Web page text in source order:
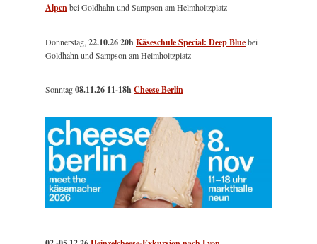
Alpenbei Goldhahn und Sampson am Helmholtzplatz
Donnerstag,22.10.26 20hKäseschule Special: Deep Bluebei
Goldhahn und Sampson am Helmholtzplatz
Sonntag08.11.26 11-18hCheese Berlin